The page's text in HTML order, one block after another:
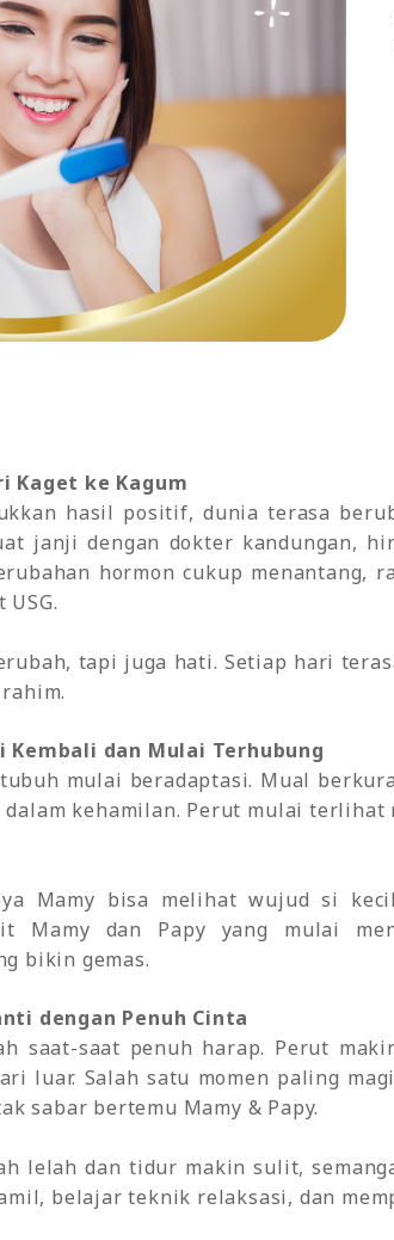
Kaget ke Kagum
hasil positif, dunia terasa
janji dengan dokter kandungan,
hormon cukup
tapi juga hati. Setiap hari
Kembali dan Mulai Terhubung
mulai beradaptasi. Mual
kehamilan. Perut mulai
Mamy bisa melihat wujud si
Mamy dan Papy yang mulai
bikin gemas.
dengan Penuh Cinta
saat-saat penuh harap. Perut
luar. Salah satu momen paling
sabar bertemu Mamy & Papy.
lelah dan tidur makin sulit,
belajar teknik relaksasi, dan